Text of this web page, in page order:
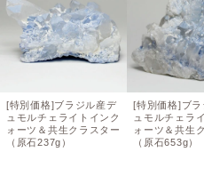
[特別価格]ブラジル産デ
ュモルチェライトインク
ォーツ＆共生クラスター
（原石237g）
[特別価格]ブラ
ュモルチェラ
ォーツ＆共生
（原石653g）